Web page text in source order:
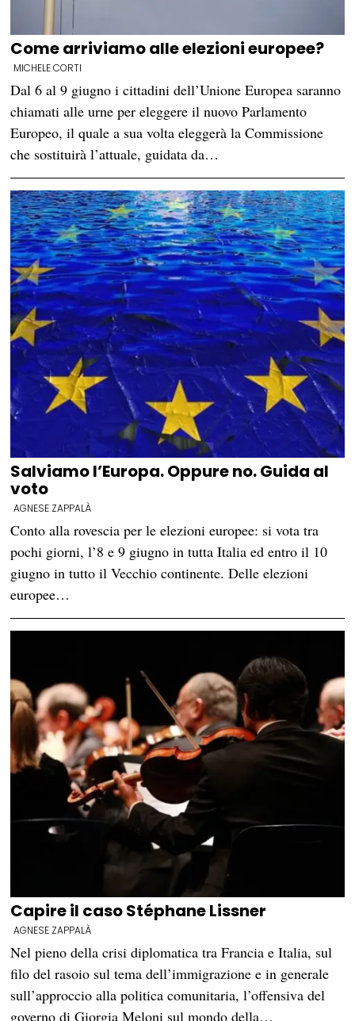
Come arriviamo alle elezioni europee?
MICHELE CORTI
Dal 6 al 9 giugno i cittadini dell’Unione Europea saranno
chiamati alle urne per eleggere il nuovo Parlamento
Europeo, il quale a sua volta eleggerà la Commissione
che sostituirà l’attuale, guidata da…
Salviamo l’Europa. Oppure no. Guida al
voto
AGNESE ZAPPALÀ
Conto alla rovescia per le elezioni europee: si vota tra
pochi giorni, l’8 e 9 giugno in tutta Italia ed entro il 10
giugno in tutto il Vecchio continente. Delle elezioni
europee…
Capire il caso Stéphane Lissner
AGNESE ZAPPALÀ
Nel pieno della crisi diplomatica tra Francia e Italia, sul
filo del rasoio sul tema dell’immigrazione e in generale
sull’approccio alla politica comunitaria, l’offensiva del
governo di Giorgia Meloni sul mondo della…